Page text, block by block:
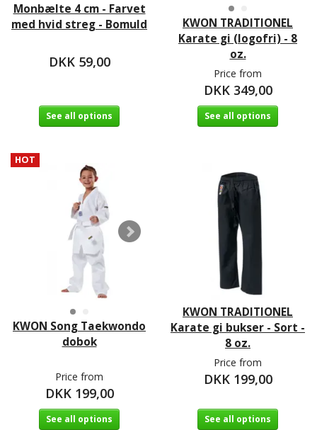
Monbælte 4 cm - Farvet
med hvid streg - Bomuld
DKK 59,00
See all options
KWON TRADITIONEL
Karate gi (logofri) - 8
oz.
Price from
DKK 349,00
See all options
HOT
KWON Song Taekwondo
dobok
Price from
DKK 199,00
See all options
KWON TRADITIONEL
Karate gi bukser - Sort -
8 oz.
Price from
DKK 199,00
See all options